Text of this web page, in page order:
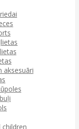
aksesuāri